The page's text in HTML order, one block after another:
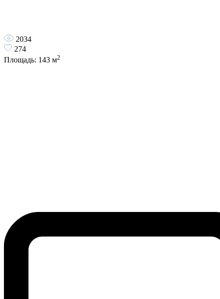
2034
274
Площадь: 143 м2